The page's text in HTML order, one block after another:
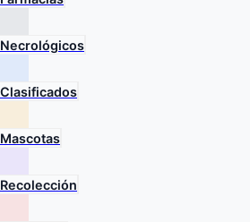
Necrológicos
Clasificados
Mascotas
Recolección